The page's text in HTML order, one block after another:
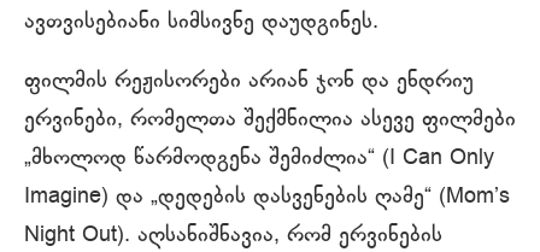
ავთვისებიანი სიმსივნე დაუდგინეს.
ფილმის რეჟისორები არიან ჯონ და ენდრიუ
ერვინები, რომელთა შექმნილია ასევე ფილმები
„მხოლოდ წარმოდგენა შემიძლია“ (I Can Only
Imagine) და „დედების დასვენების ღამე“ (Mom’s
Night Out). აღსანიშნავია, რომ ერვინების